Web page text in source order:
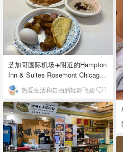
芝加哥国际机场✈️附近的Hampton
Inn & Suites Rosemont Chicago
O'Hare自助早餐
热爱生活和自由的轻舞飞扬 1